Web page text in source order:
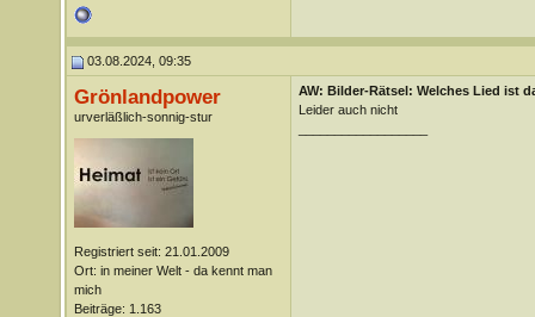
03.08.2024, 09:35
Grönlandpower
urverläßlich-sonnig-stur
Registriert seit: 21.01.2009
Ort: in meiner Welt - da kennt man
mich
Beiträge: 1.163
AW: Bilder-Rätsel: Welches Lied ist
Leider auch nicht